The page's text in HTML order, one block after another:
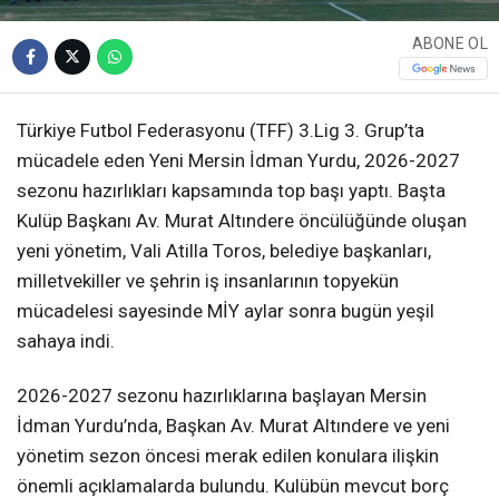
ABONE OL
Türkiye Futbol Federasyonu (TFF) 3.Lig 3. Grup’ta
mücadele eden Yeni Mersin İdman Yurdu, 2026-2027
sezonu hazırlıkları kapsamında top başı yaptı. Başta
Kulüp Başkanı Av. Murat Altındere öncülüğünde oluşan
yeni yönetim, Vali Atilla Toros, belediye başkanları,
milletvekiller ve şehrin iş insanlarının topyekün
mücadelesi sayesinde MİY aylar sonra bugün yeşil
sahaya indi.
2026-2027 sezonu hazırlıklarına başlayan Mersin
İdman Yurdu’nda, Başkan Av. Murat Altındere ve yeni
yönetim sezon öncesi merak edilen konulara ilişkin
önemli açıklamalarda bulundu. Kulübün mevcut borç